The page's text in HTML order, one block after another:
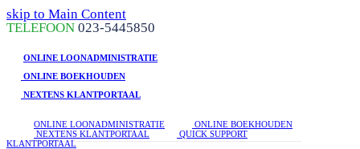
skip to Main Content
linkedin
facebook
phone
TELEFOON 023-5445850
ONLINE LOONADMINISTRATIE
ONLINE BOEKHOUDEN
NEXTENS KLANTPORTAAL
ONLINE LOONADMINISTRATIE
ONLINE BOEKHOUDEN
NEXTENS KLANTPORTAAL
QUICK SUPPORT
KLANTPORTAAL